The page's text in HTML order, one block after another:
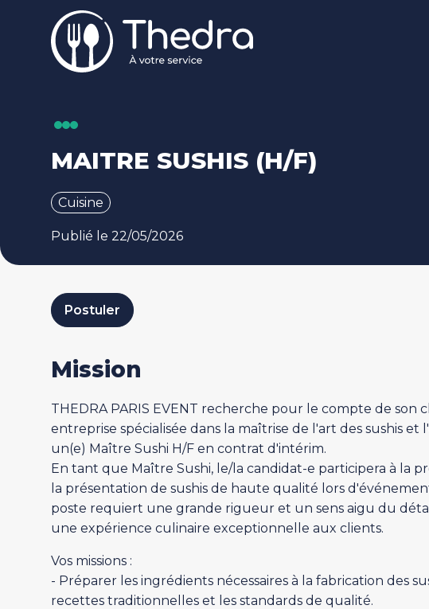
Aller au contenu principal
MAITRE SUSHIS (H/F)
Cuisine
Publié le 22/05/2026
Postuler
Mission
THEDRA PARIS EVENT recherche pour le compte de son
entreprise spécialisée dans la maîtrise de l'art des sushis et
un(e) Maître Sushi H/F en contrat d'intérim.
En tant que Maître Sushi, le/la candidat-e participera à la
la présentation de sushis de haute qualité lors
poste requiert une grande rigueur et un sens aigu du
une expérience culinaire exceptionnelle aux clients.
Vos missions :
- Préparer les ingrédients nécessaires à la fabrication des
recettes traditionnelles et les standards de qualité.